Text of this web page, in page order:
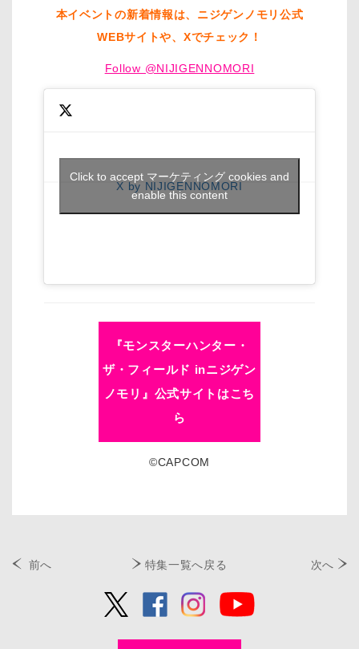
本イベントの新着情報は、ニジゲンノモリ公式
WEBサイトや、Xでチェック！
Follow @NIJIGENNOMORI
X by NIJIGENNOMORI
Click to accept マーケティング cookies and
enable this content
『モンスターハンター・
ザ・フィールド inニジゲン
ノモリ』公式サイトはこち
ら
©CAPCOM
前へ 特集一覧へ戻る 次へ